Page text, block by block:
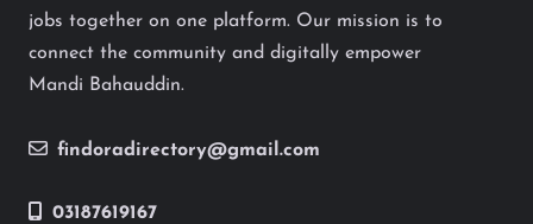
jobs together on one platform. Our mission is to
connect the community and digitally empower
Mandi Bahauddin.
findoradirectory@gmail.com
03187619167